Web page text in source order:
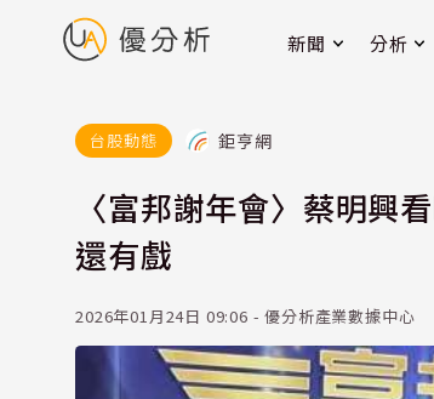
新聞 分析
台股動態 鉅亨網
〈富邦謝年會〉蔡明興
還有戲
2026年01月24日 09:06 - 優分析產業數據中心